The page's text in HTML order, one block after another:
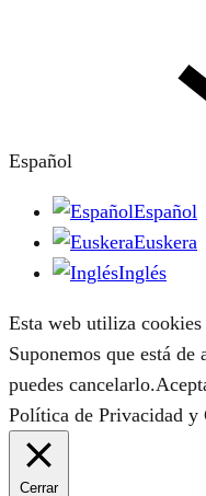
Español
Español
Euskera
Inglés
Esta web utiliza
Suponemos que está de
puedes cancelarlo.
Política de Privacidad y
Cerrar